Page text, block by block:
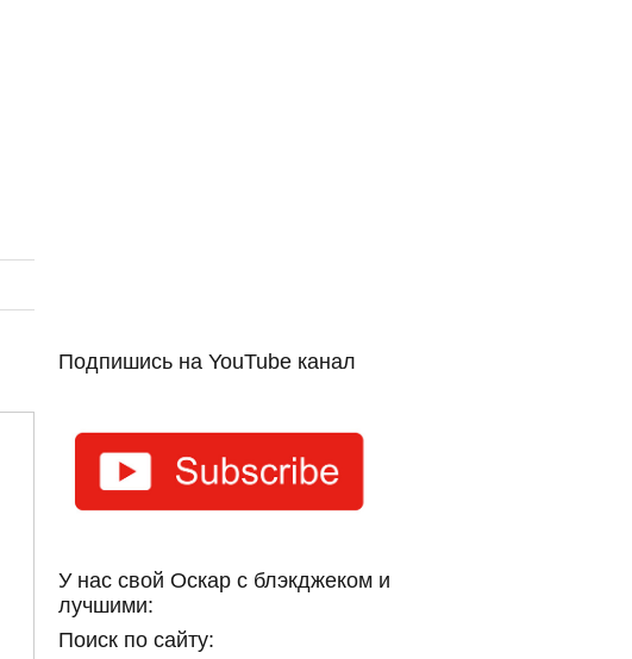
Подпишись на YouTube канал
У нас свой Оскар с блэкджеком и
лучшими:
Поиск по сайту: